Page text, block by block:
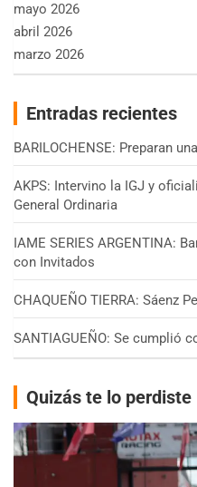
mayo 2026
abril 2026
marzo 2026
Entradas recientes
BARILOCHENSE: Preparan
AKPS: Intervino la IGJ y
General Ordinaria
IAME SERIES ARGENTINA:
con Invitados
CHAQUEÑO TIERRA: Sáenz
SANTIAGUEÑO: Se cumplió
Quizás te lo perdiste